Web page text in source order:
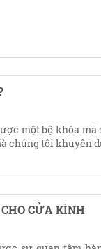
một bộ khóa mã
chúng tôi khuyên
CỬA KÍNH